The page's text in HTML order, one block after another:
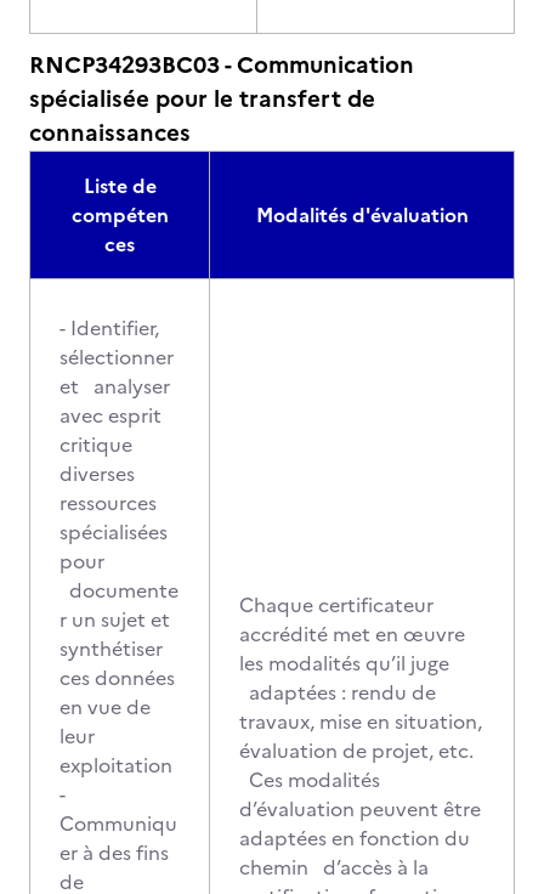
RNCP34293BC03 - Communication
spécialisée pour le transfert de
connaissances
Liste de
compéten
ces
Modalités d'évaluation
- Identifier,
sélectionner
et analyser
avec esprit
critique
diverses
ressources
spécialisées
pour
documente
r un sujet et
synthétiser
ces données
en vue de
leur
exploitation
-
Communiqu
er à des fins
de
Chaque certificateur
accrédité met en œuvre
les modalités qu’il juge
adaptées : rendu de
travaux, mise en situation,
évaluation de projet, etc.
Ces modalités
d’évaluation peuvent être
adaptées en fonction du
chemin d’accès à la